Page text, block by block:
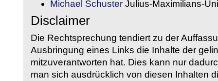
Michael Schuster Julius-Maximilians-
Disclaimer
Die Rechtsprechung tendiert zu der
Ausbringung eines Links die Inhalte der
mitzuverantworten hat. Dies kann nur
man sich ausdrücklich von diesen Inhalten